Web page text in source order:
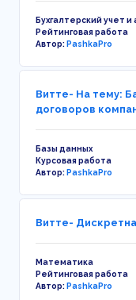
Бухгалтерский учет и
Рейтинговая работа
Автор:PashkaPro
Витте- На тему:
договоров
Базы данных
Курсовая работа
Автор:PashkaPro
Витте-
Математика
Рейтинговая работа
Автор:PashkaPro